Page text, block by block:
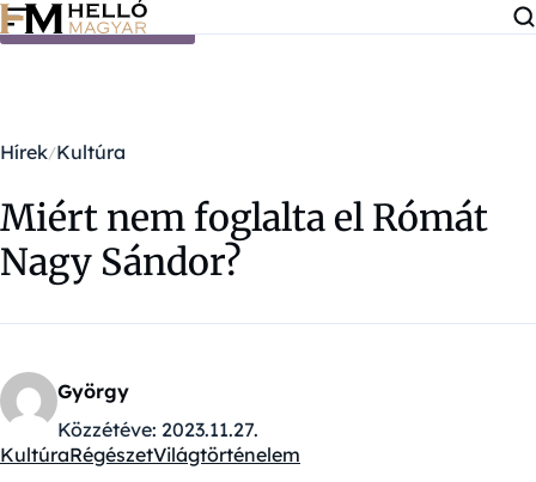
Ugrás a tartalomra
Hírek Kultúra
Miért nem foglalta el Rómát
Nagy Sándor?
György
Közzétéve: 2023.11.27.
Kategóriák:
KultúraRégészetVilágtörténelem